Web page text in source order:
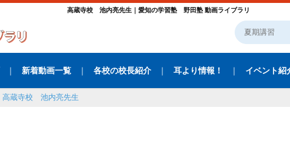
高蔵寺校 池内亮先生｜愛知の学習塾 野田塾 動画ライブラリ
新着動画一覧 各校の校長紹介 耳より情報！ イベント紹
高蔵寺校 池内亮先生